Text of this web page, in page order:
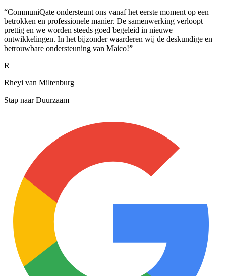
“CommuniQate ondersteunt ons vanaf het eerste moment op een
betrokken en professionele manier. De samenwerking verloopt
prettig en we worden steeds goed begeleid in nieuwe
ontwikkelingen. In het bijzonder waarderen wij de deskundige en
betrouwbare ondersteuning van Maico!”
R
Rheyi van Miltenburg
Stap naar Duurzaam